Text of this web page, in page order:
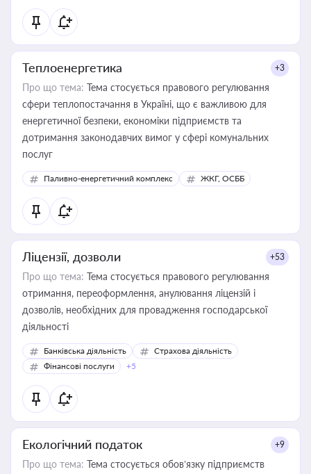
Теплоенергетика +3
Про що тема: Тема стосується правового регулювання
сфери теплопостачання в Україні, що є важливою для
енергетичної безпеки, економіки підприємств та
дотримання законодавчих вимог у сфері комунальних
послуг
Паливно-енергетичний комплекс ЖКГ, ОСББ
Ліцензії, дозволи +53
Про що тема: Тема стосується правового регулювання
отримання, переоформлення, анулювання ліцензій і
дозволів, необхідних для провадження господарської
діяльності
Банківська діяльність
Страхова діяльність
Фінансові послуги
+5
Екологічний податок +9
Про що тема: Тема стосується обов’язку підприємств